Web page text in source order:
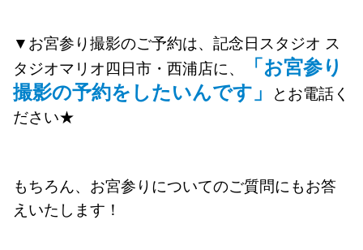
▼お宮参り撮影のご予約は、記念日スタジオ ス
タジオマリオ四日市・西浦店に、
「お宮参り
撮影の予約をしたいんです」
とお電話く
ださい★
もちろん、お宮参りについてのご質問にもお答
えいたします！